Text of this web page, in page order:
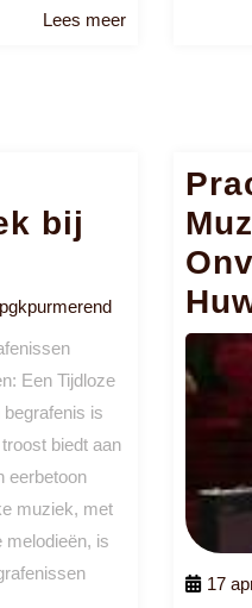
Lees meerLees
bij
pgkpurmerend
Een Tijdloze
is
biedt aan
eerbetoon
muziek, met
melodieën, is
17